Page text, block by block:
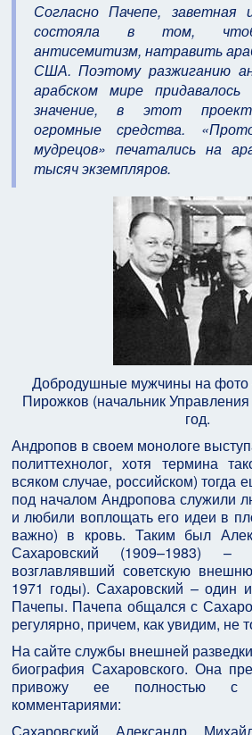
Согласно Пачепе, заветная
состояла в том,
антисемитизм, натравить
США. Поэтому разжиганию
арабском мире придавалось
значение, в этот проект
огромные средства.
мудрецов» печатались на
тысяч экземпляров.
Добродушные мужчины на фото
Пирожков (начальник
год.
Андропов в своем монологе
политтехнолог, хотя термина
всяком случае, российском)
под началом Андропова служили
и любили воплощать его идеи в
важно) в кровь. Таким был
Сахаровский (1909–1983) –
возглавлявший советскую
1971 годы). Сахаровский – один
Пачепы. Пачепа общался с
регулярно, причем, как увидим, не
На сайте службы внешней
биография Сахаровского. Она
привожу ее полностью с
комментариями: